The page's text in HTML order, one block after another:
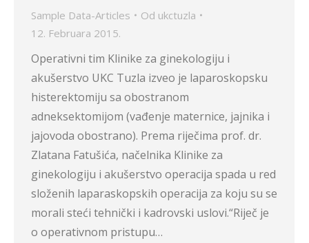
Sample Data-Articles Od ukctuzla
12. Februara 2015.
Operativni tim Klinike za ginekologiju i
akušerstvo UKC Tuzla izveo je laparoskopsku
histerektomiju sa obostranom
adneksektomijom (vađenje maternice, jajnika i
jajovoda obostrano). Prema riječima prof. dr.
Zlatana Fatušića, načelnika Klinike za
ginekologiju i akušerstvo operacija spada u red
složenih laparaskopskih operacija za koju su se
morali steći tehnički i kadrovski uslovi.“Riječ je
o operativnom pristupu…